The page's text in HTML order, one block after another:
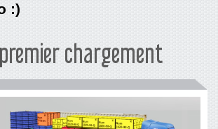
:)
chargement